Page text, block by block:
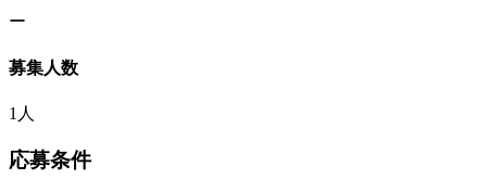
ー
募集人数
1人
応募条件